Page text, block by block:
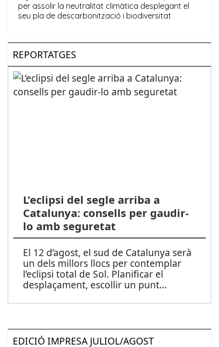
REPORTATGES
L’eclipsi del segle arriba a
Catalunya: consells per gaudir-
lo amb seguretat
El 12 d’agost, el sud de Catalunya serà
un dels millors llocs per contemplar
l’eclipsi total de Sol. Planificar el
desplaçament, escollir un punt...
EDICIÓ IMPRESA JULIOL/AGOST